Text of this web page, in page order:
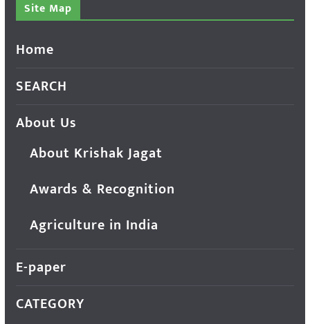
Site Map
Home
SEARCH
About Us
About Krishak Jagat
Awards & Recognition
Agriculture in India
E-paper
CATEGORY